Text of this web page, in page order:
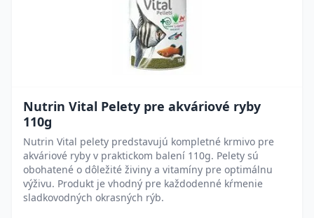
Nutrin Vital Pelety pre akváriové ryby
110g
Nutrin Vital pelety predstavujú kompletné krmivo pre
akváriové ryby v praktickom balení 110g. Pelety sú
obohatené o dôležité živiny a vitamíny pre optimálnu
výživu. Produkt je vhodný pre každodenné kŕmenie
sladkovodných okrasných rýb.